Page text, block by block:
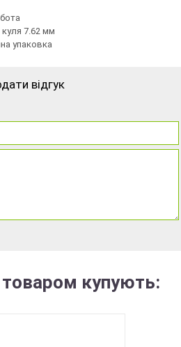
7.62 мм
упаковка
відгук
купують: